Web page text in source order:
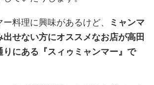
料理に興味があるけど、
ミャンマ
出せない方にオススメなお店が高田
りにある『スィゥミャンマー』で